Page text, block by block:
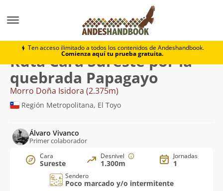
Ten acceso ilimitado a todos los contenidos de Andeshandbook.
Comienza aquí tu prueba gratuita.
Morro Doña Isidora Cara Sureste por la
Ruta Cara Sureste por la
quebrada Papagayo
Morro Doña Isidora (2.375m)
Región Metropolitana, El Toyo
Álvaro Vivanco
Primer colaborador
Cara
Sureste
Desnivel
1.300m
Jornadas
1
Sendero
Poco marcado y/o intermitente